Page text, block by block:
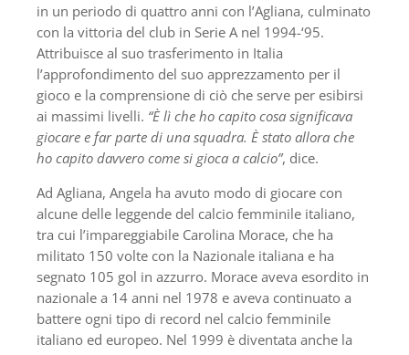
in un periodo di quattro anni con l’Agliana, culminato
con la vittoria del club in Serie A nel 1994-‘95.
Attribuisce al suo trasferimento in Italia
l’approfondimento del suo apprezzamento per il
gioco e la comprensione di ciò che serve per esibirsi
ai massimi livelli. “È lì che ho capito cosa significava
giocare e far parte di una squadra. È stato allora che
ho capito davvero come si gioca a calcio”, dice.
Ad Agliana, Angela ha avuto modo di giocare con
alcune delle leggende del calcio femminile italiano,
tra cui l’impareggiabile Carolina Morace, che ha
militato 150 volte con la Nazionale italiana e ha
segnato 105 gol in azzurro. Morace aveva esordito in
nazionale a 14 anni nel 1978 e aveva continuato a
battere ogni tipo di record nel calcio femminile
italiano ed europeo. Nel 1999 è diventata anche la